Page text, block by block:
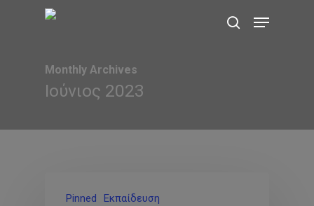
search
Menu
Monthly Archives
Ιούνιος 2023
Pinned
Εκπαίδευση